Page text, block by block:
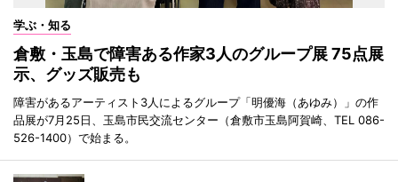
学ぶ・知る
倉敷・玉島で障害ある作家3人のグループ展 75点展
示、グッズ販売も
障害があるアーティスト3人によるグループ「明優海（あゆみ）」の作
品展が7月25日、玉島市民交流センター（倉敷市玉島阿賀崎、TEL 086-
526-1400）で始まる。